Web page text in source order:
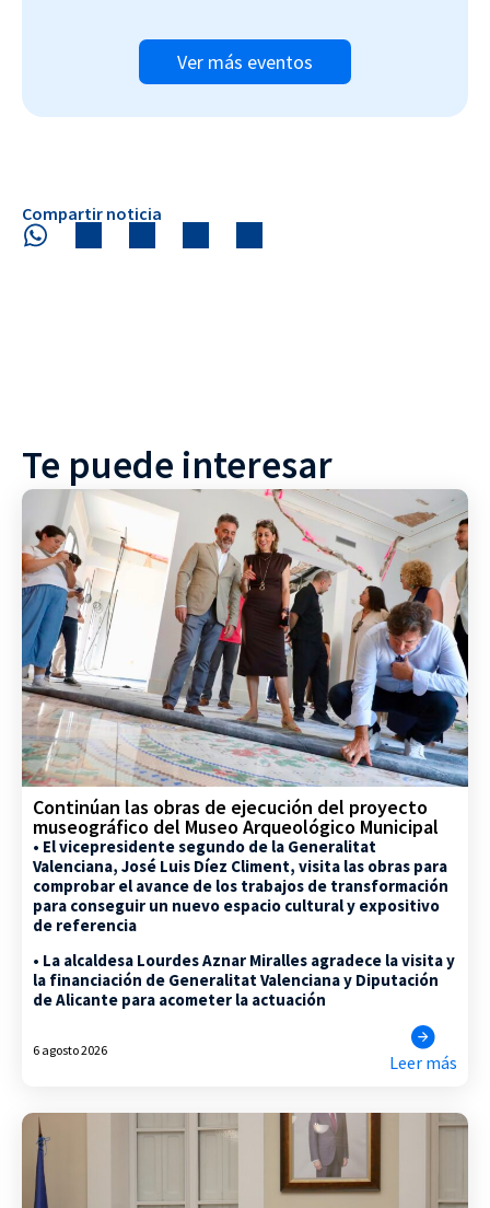
Ver más eventos
Compartir noticia
Te puede interesar
Continúan las obras de ejecución del proyecto
museográfico del Museo Arqueológico Municipal
• El vicepresidente segundo de la Generalitat
Valenciana, José Luis Díez Climent, visita las obras para
comprobar el avance de los trabajos de transformación
para conseguir un nuevo espacio cultural y expositivo
de referencia
• La alcaldesa Lourdes Aznar Miralles agradece la visita y
la financiación de Generalitat Valenciana y Diputación
de Alicante para acometer la actuación
6 agosto 2026
Leer más